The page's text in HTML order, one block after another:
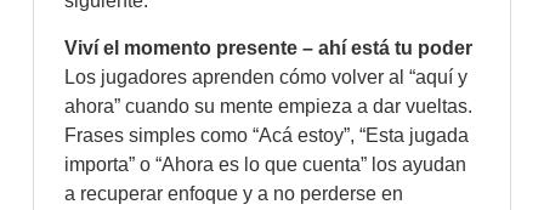
Viví el momento presente – ahí está tu poder
Los jugadores aprenden cómo volver al “aquí y
ahora” cuando su mente empieza a dar vueltas.
Frases simples como “Acá estoy”, “Esta jugada
importa” o “Ahora es lo que cuenta” los ayudan
a recuperar enfoque y a no perderse en